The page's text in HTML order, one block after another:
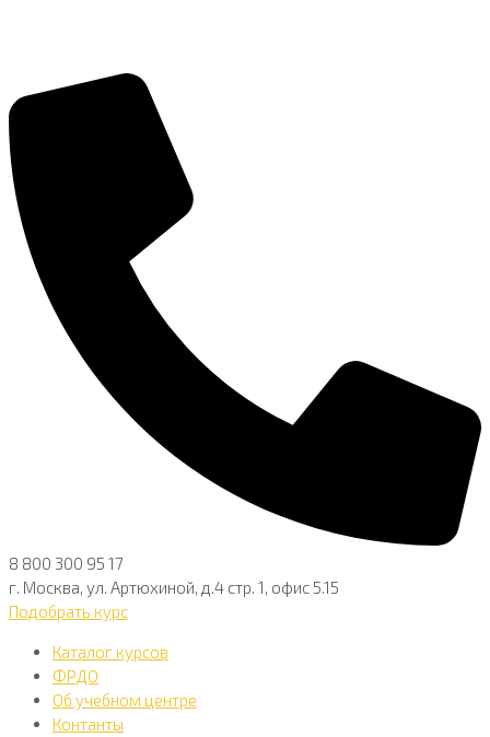
8 800 300 95 17
г. Москва, ул. Артюхиной, д.4 стр. 1, офис 5.15
Подобрать курс
Каталог курсов
ФРДО
Об учебном центре
Контанты